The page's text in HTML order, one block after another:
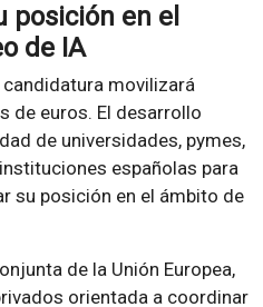
posición en el
de IA
movilizará
de euros. El desarrollo
de universidades, pymes,
españolas para
su posición en el ámbito de
de la Unión Europea,
orientada a coordinar